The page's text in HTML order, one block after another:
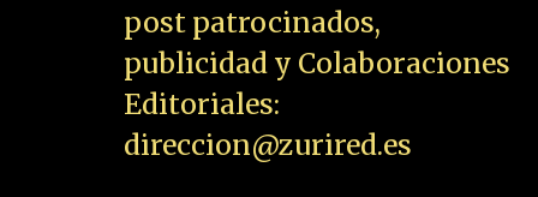
post patrocinados,
publicidad y Colaboraciones
Editoriales:
direccion@zurired.es